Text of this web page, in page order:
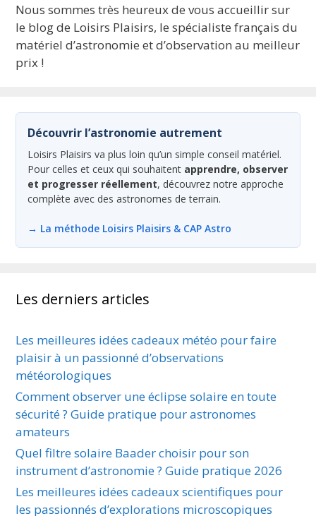
Nous sommes très heureux de vous accueillir sur
le blog de Loisirs Plaisirs, le spécialiste français du
matériel d’astronomie et d’observation au meilleur
prix !
Découvrir l’astronomie autrement
Loisirs Plaisirs va plus loin qu’un simple conseil matériel.
Pour celles et ceux qui souhaitent apprendre, observer
et progresser réellement, découvrez notre approche
complète avec des astronomes de terrain.
→ La méthode Loisirs Plaisirs & CAP Astro
Les derniers articles
Les meilleures idées cadeaux météo pour faire
plaisir à un passionné d’observations
météorologiques
Comment observer une éclipse solaire en toute
sécurité ? Guide pratique pour astronomes
amateurs
Quel filtre solaire Baader choisir pour son
instrument d’astronomie ? Guide pratique 2026
Les meilleures idées cadeaux scientifiques pour
les passionnés d’explorations microscopiques